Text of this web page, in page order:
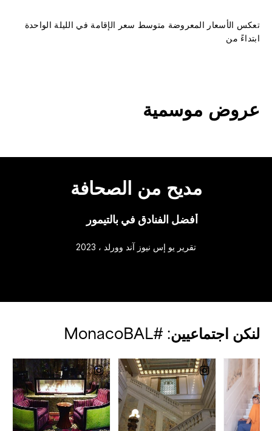
تعكس الأسعار المعروضة متوسط سعر الإقامة في الليلة الواحدة
ابتداءً من
عروض موسمية
مديح من الصحافة
أفضل الفنادق في بالتيمور
تقرير يو إس نيوز آند وورلد ، 2023
لنكن اجتماعيين: #MonacoBAL